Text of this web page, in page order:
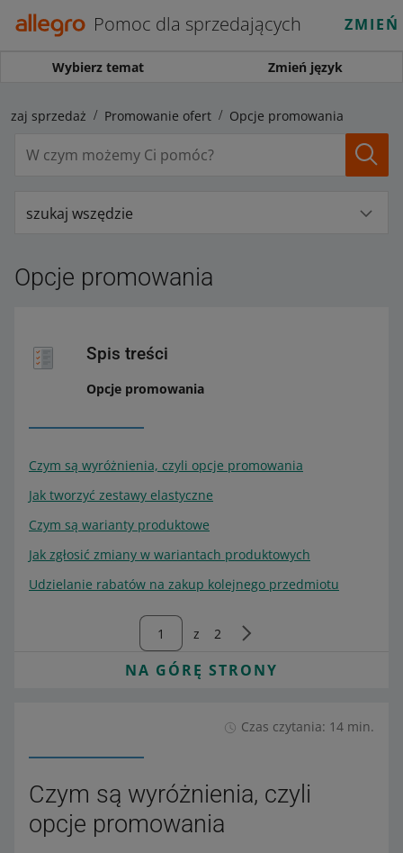
Pomoc dla sprzedających
Wybierz temat Zmień język
sprzedaż Promowanie ofert Opcje promowania
szukaj wszędzie
Opcje promowania
Spis treści
Opcje promowania
Czym są wyróżnienia, czyli opcje promowania
Jak tworzyć zestawy elastyczne
Czym są warianty produktowe
Jak zgłosić zmiany w wariantach produktowych
Udzielanie rabatów na zakup kolejnego przedmiotu
z 2
NA GÓRĘ STRONY
Czas czytania: 14 min.
Czym są wyróżnienia, czyli
opcje promowania